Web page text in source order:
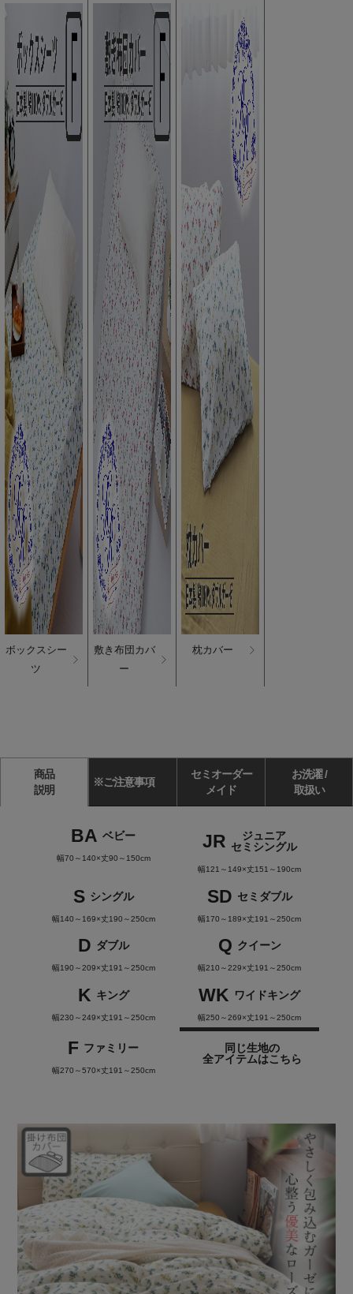
ボックスシー
ツ
敷き布団カバ
ー
枕カバー
商品
説明
※ご注意事項
セミオーダー
メイド
お洗濯 /
取扱い
BA ベビー
幅70～140×丈90～150cm
JR
ジュニア
セミシングル
幅121～149×丈151～190cm
S シングル
幅140～169×丈190～250cm
SD セミダブル
幅170～189×丈191～250cm
D ダブル
幅190～209×丈191～250cm
Q クイーン
幅210～229×丈191～250cm
K キング
幅230～249×丈191～250cm
WK ワイドキング
幅250～269×丈191～250cm
F ファミリー
幅270～570×丈191～250cm
同じ生地の
全アイテムはこちら